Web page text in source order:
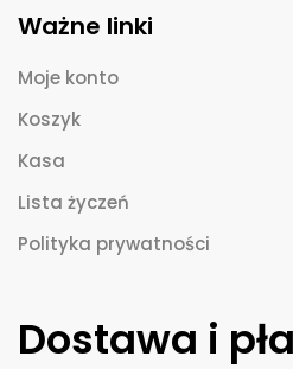
Ważne linki
Moje konto
Koszyk
Kasa
Lista życzeń
Polityka prywatności
Dostawa i